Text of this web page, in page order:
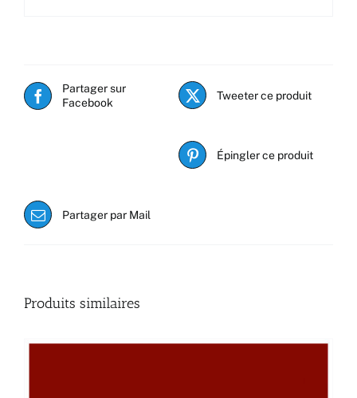
Partager sur
Facebook
Tweeter ce produit
Épingler ce produit
Partager par Mail
Produits similaires